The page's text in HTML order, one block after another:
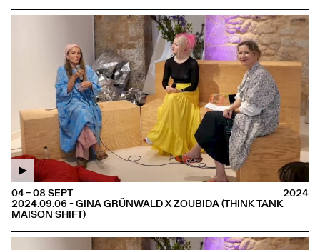
2024.09.06 - GINA GRÜNWALD X ZOUBIDA (THINK TANK
MAISON SHIFT)
04 – 08 SEPT 2024